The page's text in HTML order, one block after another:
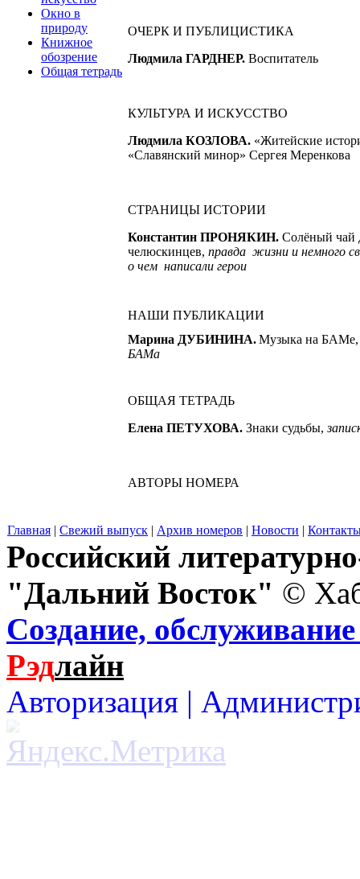
Окно в
природу
Книжное
обозрение
Общая тетрадь
ОЧЕРК И ПУБЛИЦИСТИКА
Людмила ГАРДНЕР. Воспитатель
КУЛЬТУРА И ИСКУССТВО
Людмила КОЗЛОВА. «Житейские ис
«Славянский минор» Сергея Меренкова
СТРАНИЦЫ ИСТОРИИ
Константин ПРОНЯКИН. Солёный чай
челюскинцев, правда жизни и немного
о чем написали герои
НАШИ ПУБЛИКАЦИИ
Марина ДУБИНИНА.Музыка на
БАМа
ОБЩАЯ ТЕТРАДЬ
Елена ПЕТУХОВА. Знаки судьбы,
АВТОРЫ НОМЕРА
Главная | Свежий выпуск | Архив номеров | Новости |
Российский
"Дальний Восток" ©
Создание,
Рэдлайн
Авторизация |